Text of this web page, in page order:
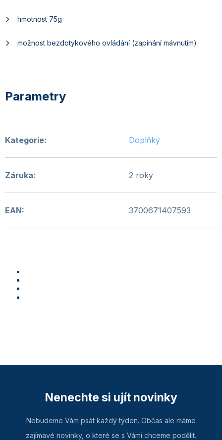
hmotnost 75g
možnost bezdotykového ovládání (zapínání mávnutím)
Kategorie: Doplňky
Záruka: 2 roky
EAN: 3700671407593
Nenechte si ujít novinky
Nebudeme Vám psát každý týden. Občas ale máme
zajímavé novinky, o které se s Vámi chceme podělit.